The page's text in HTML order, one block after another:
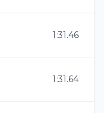
1:31.46
1:31.64